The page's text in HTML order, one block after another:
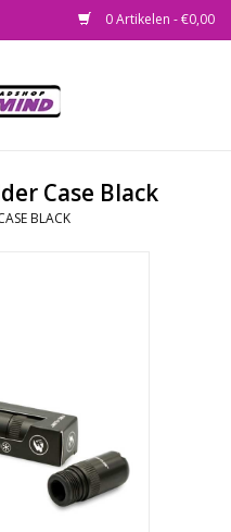
0 Artikelen - €0,00
Case Black
BLACK